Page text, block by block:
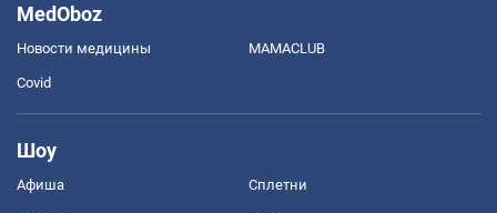
MedOboz
Новости медицины MAMACLUB
Covid
Шоу
Афиша Сплетни